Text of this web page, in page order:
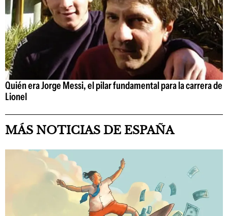
Quién era Jorge Messi, el pilar fundamental para la carrera de
Lionel
MÁS NOTICIAS DE ESPAÑA